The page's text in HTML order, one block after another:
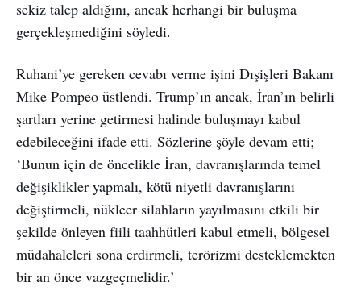
sekiz talep aldığını, ancak herhangi bir buluşma
gerçekleşmediğini söyledi.
Ruhani’ye gereken cevabı verme işini Dışişleri Bakanı
Mike Pompeo üstlendi. Trump’ın ancak, İran’ın belirli
şartları yerine getirmesi halinde buluşmayı kabul
edebileceğini ifade etti. Sözlerine şöyle devam etti;
‘Bunun için de öncelikle İran, davranışlarında temel
değişiklikler yapmalı, kötü niyetli davranışlarını
değiştirmeli, nükleer silahların yayılmasını etkili bir
şekilde önleyen fiili taahhütleri kabul etmeli, bölgesel
müdahaleleri sona erdirmeli, terörizmi desteklemekten
bir an önce vazgeçmelidir.’